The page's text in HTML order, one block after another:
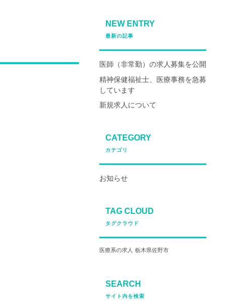
NEW ENTRY
最新の記事
医師（非常勤）の求人募集を公開
精神保健福祉士、医療事務を急募
しています
新規求人について
CATEGORY
カテゴリ
お知らせ
TAG CLOUD
タグクラウド
医療系の求人 栃木県佐野市
SEARCH
サイト内を検索